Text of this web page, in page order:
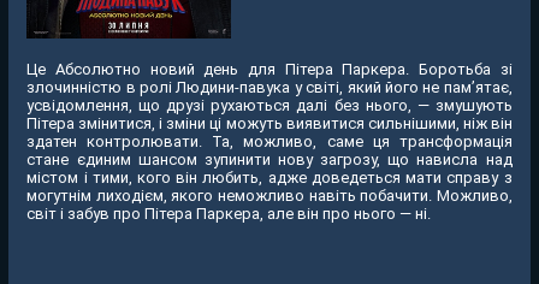
Це Абсолютно новий день для Пітера Паркера. Боротьба зі
злочинністю в ролі Людини-павука у світі, який його не пам’ятає,
усвідомлення, що друзі рухаються далі без нього, — змушують
Пітера змінитися, і зміни ці можуть виявитися сильнішими, ніж він
здатен контролювати. Та, можливо, саме ця трансформація
стане єдиним шансом зупинити нову загрозу, що нависла над
містом і тими, кого він любить, адже доведеться мати справу з
могутнім лиходієм, якого неможливо навіть побачити. Можливо,
світ і забув про Пітера Паркера, але він про нього — ні.